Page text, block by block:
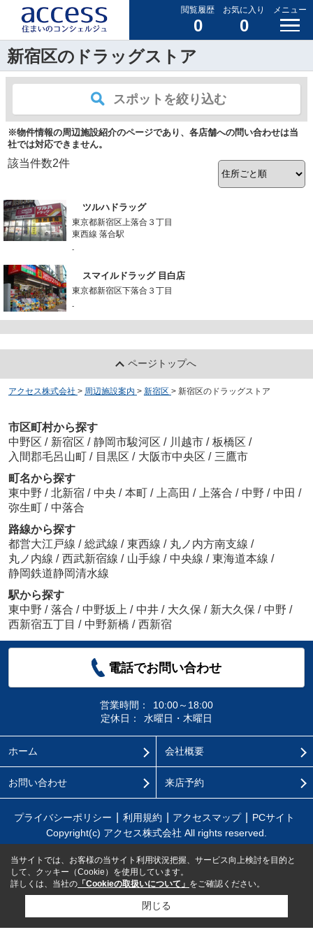
閲覧履歴
0
お気に入り
0
メニュー
新宿区のドラッグストア
スポットを絞り込む
※物件情報の周辺施設紹介のページであり、各店舗への問い合わせは当
社では対応できません。
該当件数2件
ツルハドラッグ
東京都新宿区上落合３丁目
東西線 落合駅
-
スマイルドラッグ 目白店
東京都新宿区下落合３丁目
-
ページトップへ
アクセス株式会社 > 周辺施設案内 > 新宿区 > 新宿区のドラッグストア
市区町村から探す
中野区 / 新宿区 / 静岡市駿河区 / 川越市 / 板橋区 /
入間郡毛呂山町 / 目黒区 / 大阪市中央区 / 三鷹市
町名から探す
東中野 / 北新宿 / 中央 / 本町 / 上高田 / 上落合 / 中野 / 中田 /
弥生町 / 中落合
路線から探す
都営大江戸線 / 総武線 / 東西線 / 丸ノ内方南支線 /
丸ノ内線 / 西武新宿線 / 山手線 / 中央線 / 東海道本線 /
静岡鉄道静岡清水線
駅から探す
東中野 / 落合 / 中野坂上 / 中井 / 大久保 / 新大久保 / 中野 /
西新宿五丁目 / 中野新橋 / 西新宿
電話でお問い合わせ
営業時間：
10:00～18:00
定休日：
水曜日・木曜日
ホーム 会社概要
お問い合わせ 来店予約
プライバシーポリシー 利用規約 アクセスマップ
PCサイト
Copyright(c) アクセス株式会社 All rights reserved.
当サイトでは、お客様の当サイト利用状況把握、サービス向上検討を目的と
して、クッキー（Cookie）を使用しています。
詳しくは、当社の 「Cookieの取扱いについて」 をご確認ください。
閉じる